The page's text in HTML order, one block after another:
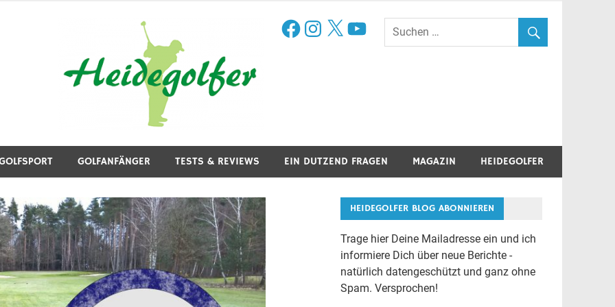
FacebookInstagram
X YouTube
GOLFANFÄNGER TESTS & REVIEWS EIN DUTZEND FRAGEN MAGAZIN HEIDEGOLFER
HEIDEGOLFER BLOG ABONNIEREN
Trage hier Deine Mailadresse ein und ich
informiere Dich über neue Berichte -
natürlich datengeschützt und ganz ohne
Spam. Versprochen!